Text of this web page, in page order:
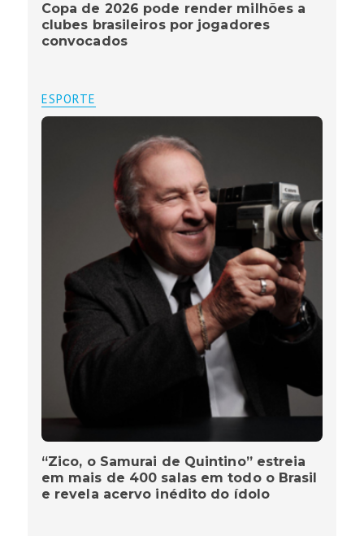
Copa de 2026 pode render milhões a
clubes brasileiros por jogadores
convocados
ESPORTE
“Zico, o Samurai de Quintino” estreia
em mais de 400 salas em todo o Brasil
e revela acervo inédito do ídolo